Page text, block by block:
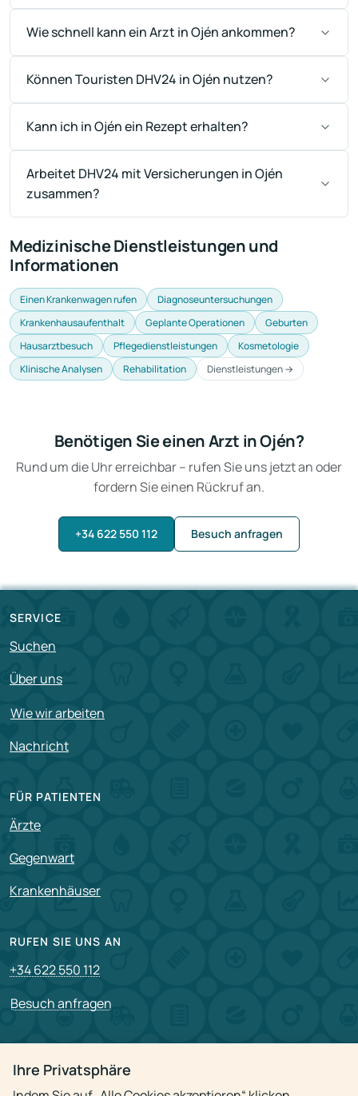
Ihre Privatsphäre
Wie schnell kann ein Arzt in Ojén ankommen?
Können Touristen DHV24 in Ojén nutzen?
Kann ich in Ojén ein Rezept erhalten?
Arbeitet DHV24 mit Versicherungen in Ojén
zusammen?
Medizinische Dienstleistungen und
Informationen
Einen Krankenwagen rufen
Diagnoseuntersuchungen
Krankenhausaufenthalt
Geplante Operationen
Geburten
Hausarztbesuch
Pflegedienstleistungen
Kosmetologie
Klinische Analysen
Rehabilitation Dienstleistungen →
Benötigen Sie einen Arzt in Ojén?
Rund um die Uhr erreichbar – rufen Sie uns jetzt an oder
fordern Sie einen Rückruf an.
+34 622 550 112 Besuch anfragen
SERVICE
Suchen
Über uns
Wie wir arbeiten
Nachricht
FÜR PATIENTEN
Ärzte
Gegenwart
Krankenhäuser
RUFEN SIE UNS AN
+34 622 550 112
Besuch anfragen
Für Partner